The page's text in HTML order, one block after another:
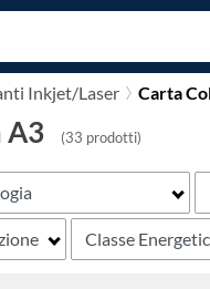
Inkjet/Laser Carta
A3 (33 prodotti)
Classe